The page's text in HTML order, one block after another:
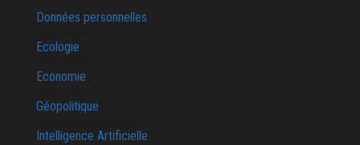
Données personnelles
Ecologie
Economie
Géopolitique
Intelligence Artificielle